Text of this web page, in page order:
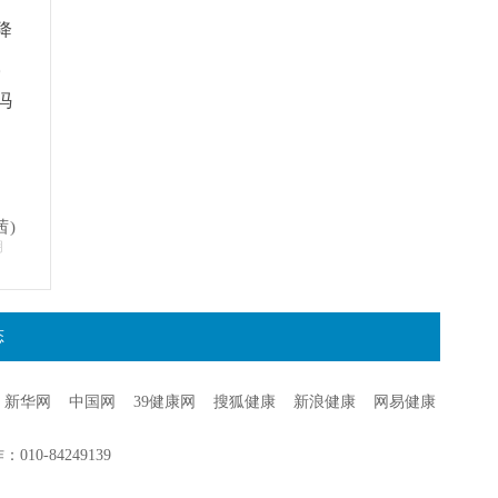
)
新华网 中国网 39健康网 搜狐健康 新浪健康
网易健康
010-84249139